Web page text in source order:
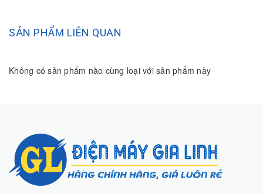
SẢN PHẨM LIÊN QUAN
Không có sản phẩm nào cùng loại với sản phẩm này